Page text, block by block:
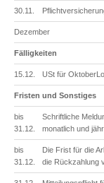
30.11.
Dezember
Fälligkeiten
15.12. USt für
Fristen und Sonstiges
bis
31.12.
Schriftliche
monatlich und
bis
31.12.
Die Frist für die
die Rückzahlung